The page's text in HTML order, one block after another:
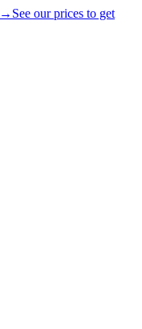
→ See our prices to get